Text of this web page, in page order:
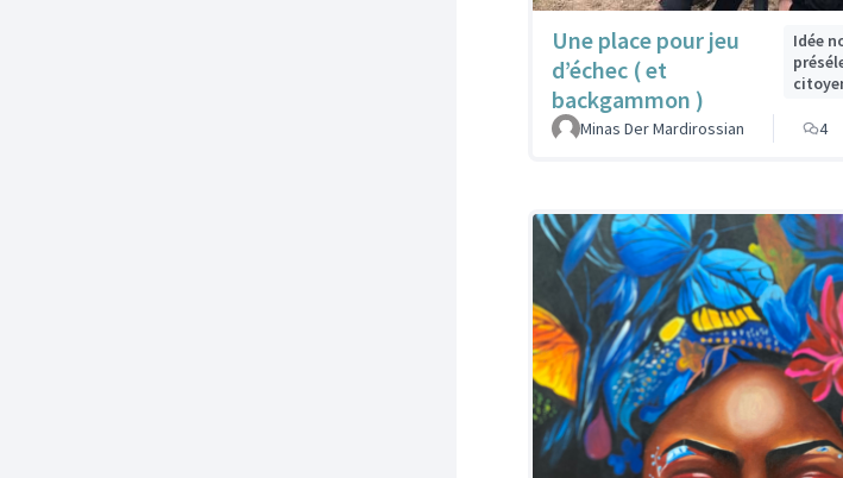
Une place pour jeu
d’échec ( et
backgammon )
Idée
Minas Der Mardirossian 4